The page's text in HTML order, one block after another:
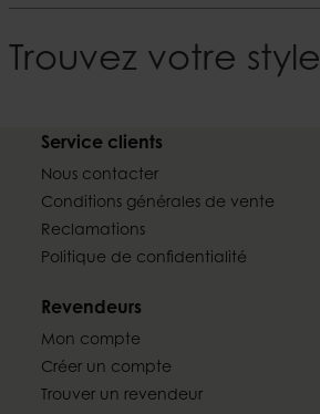
Service clients
Nous contacter
Conditions générales de vente
Reclamations
Politique de confidentialité
Revendeurs
Mon compte
Créer un compte
Trouver un revendeur